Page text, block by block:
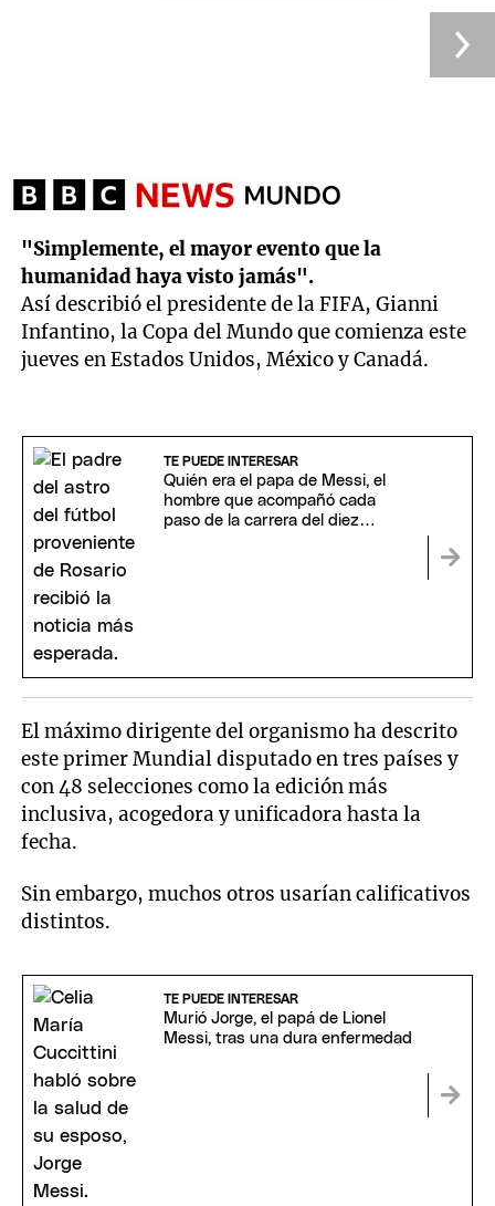
"Simplemente, el mayor evento que la
humanidad haya visto jamás".
Así describió el presidente de la FIFA, Gianni
Infantino, la Copa del Mundo que comienza este
jueves en Estados Unidos, México y Canadá.
TE PUEDE INTERESAR
Quién era el papa de Messi, el
hombre que acompañó cada
paso de la carrera del diez
El máximo dirigente del organismo ha descrito
este primer Mundial disputado en tres países y
con 48 selecciones como la edición más
inclusiva, acogedora y unificadora hasta la
fecha.
Sin embargo, muchos otros usarían calificativos
distintos.
TE PUEDE INTERESAR
Murió Jorge, el papá de Lionel
Messi, tras una dura enfermedad